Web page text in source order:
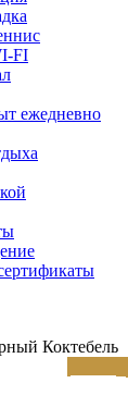
FI
ежедневно
Коктебель